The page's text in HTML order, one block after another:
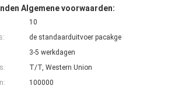
Algemene voorwaarden:
10
de standaarduitvoer pacakge
3-5 werkdagen
T/T, Western Union
100000